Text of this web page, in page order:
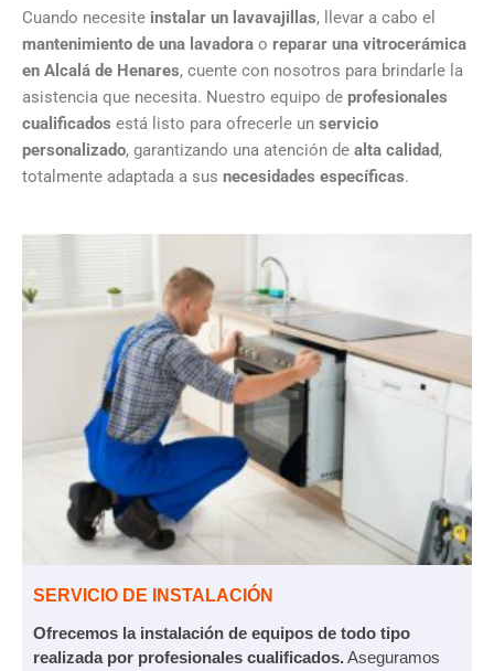
Cuando necesite instalar un lavavajillas, llevar a cabo el
mantenimiento de una lavadora o reparar una vitrocerámica
en Alcalá de Henares, cuente con nosotros para brindarle la
asistencia que necesita. Nuestro equipo de profesionales
cualificados está listo para ofrecerle un servicio
personalizado, garantizando una atención de alta calidad,
totalmente adaptada a sus necesidades específicas.
SERVICIO DE INSTALACIÓN
Ofrecemos la instalación de equipos de todo tipo
realizada por profesionales cualificados.Aseguramos